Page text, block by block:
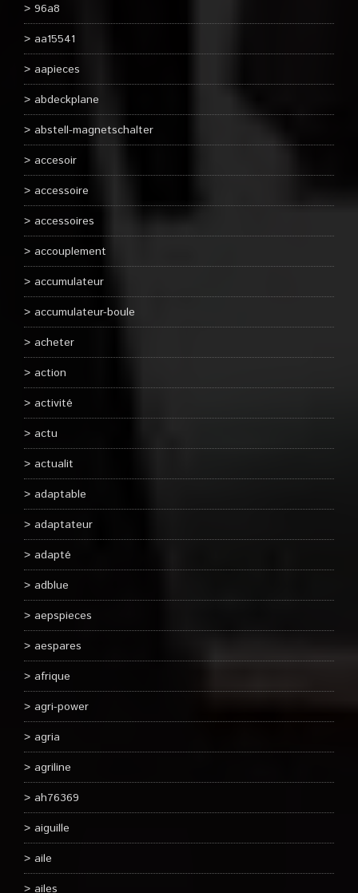
96a8
aa15541
aapieces
abdeckplane
abstell-magnetschalter
accesoir
accessoire
accessoires
accouplement
accumulateur
accumulateur-boule
acheter
action
activité
actu
actualit
adaptable
adaptateur
adapté
adblue
aepspieces
aespares
afrique
agri-power
agria
agriline
ah76369
aiguille
aile
ailes